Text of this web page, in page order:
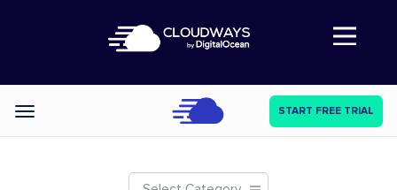
Abre a navegação
Categories START FREE TRIAL